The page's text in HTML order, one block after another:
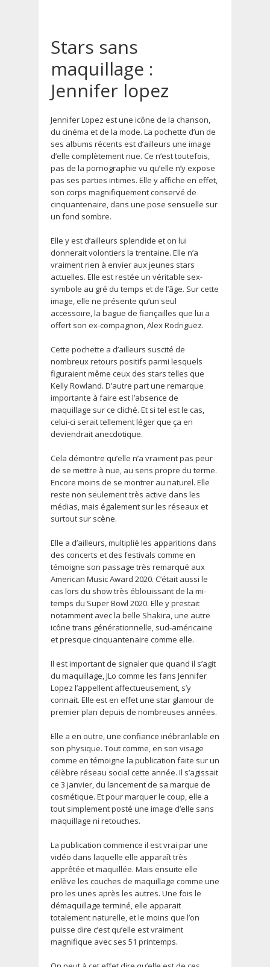
Stars sans
maquillage :
Jennifer lopez
Jennifer Lopez est une icône de la chanson,
du cinéma et de la mode. La pochette d’un de
ses albums récents est d’ailleurs une image
d’elle complètement nue. Ce n’est toutefois,
pas de la pornographie vu qu’elle n’y expose
pas ses parties intimes. Elle y affiche en effet,
son corps magnifiquement conservé de
cinquantenaire, dans une pose sensuelle sur
un fond sombre.
Elle y est d’ailleurs splendide et on lui
donnerait volontiers la trentaine. Elle n’a
vraiment rien à envier aux jeunes stars
actuelles. Elle est restée un véritable sex-
symbole au gré du temps et de l’âge. Sur cette
image, elle ne présente qu’un seul
accessoire, la bague de fiançailles que lui a
offert son ex-compagnon, Alex Rodriguez.
Cette pochette a d’ailleurs suscité de
nombreux retours positifs parmi lesquels
figuraient même ceux des stars telles que
Kelly Rowland. D’autre part une remarque
importante à faire est l’absence de
maquillage sur ce cliché. Et si tel est le cas,
celui-ci serait tellement léger que ça en
deviendrait anecdotique.
Cela démontre qu’elle n’a vraiment pas peur
de se mettre à nue, au sens propre du terme.
Encore moins de se montrer au naturel. Elle
reste non seulement très active dans les
médias, mais également sur les réseaux et
surtout sur scène.
Elle a d’ailleurs, multiplié les apparitions dans
des concerts et des festivals comme en
témoigne son passage très remarqué aux
American Music Award 2020. C’était aussi le
cas lors du show très éblouissant de la mi-
temps du Super Bowl 2020. Elle y prestait
notamment avec la belle Shakira, une autre
icône trans générationnelle, sud-américaine
et presque cinquantenaire comme elle.
Il est important de signaler que quand il s’agit
du maquillage, JLo comme les fans Jennifer
Lopez l’appellent affectueusement, s’y
connait. Elle est en effet une star glamour de
premier plan depuis de nombreuses années.
Elle a en outre, une confiance inébranlable en
son physique. Tout comme, en son visage
comme en témoigne la publication faite sur un
célèbre réseau social cette année. Il s’agissait
ce 3 janvier, du lancement de sa marque de
cosmétique. Et pour marquer le coup, elle a
tout simplement posté une image d’elle sans
maquillage ni retouches.
La publication commence il est vrai par une
vidéo dans laquelle elle apparaît très
apprêtée et maquillée. Mais ensuite elle
enlève les couches de maquillage comme une
pro les unes après les autres. Une fois le
démaquillage terminé, elle apparait
totalement naturelle, et le moins que l’on
puisse dire c’est qu’elle est vraiment
magnifique avec ses 51 printemps.